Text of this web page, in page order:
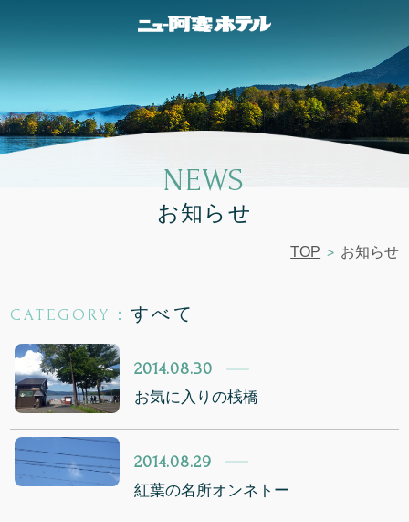
NEWS
お知らせ
TOP お知らせ
CATEGORY： すべて
2014.08.30
お気に入りの桟橋
2014.08.29
紅葉の名所オンネトー